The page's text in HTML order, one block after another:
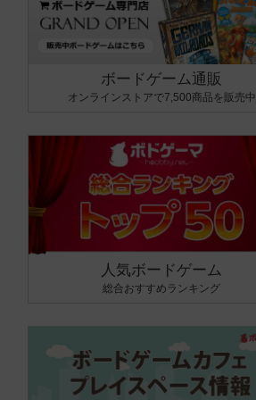
ボードゲーム通販
オンラインストアで7,500商品を販売中
人気ボードゲーム
総合おすすめランキング